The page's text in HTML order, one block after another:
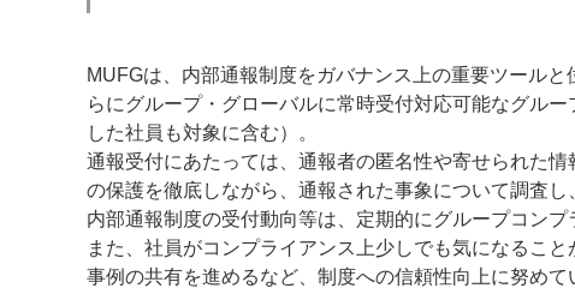
MUFGは、内部通報制度をガバナンス上の重要ツール
らにグループ・グローバルに常時受付対応可能なグル
した社員も対象に含む）。
通報受付にあたっては、通報者の匿名性や寄せられた
の保護を徹底しながら、通報された事象について調査
内部通報制度の受付動向等は、定期的にグループコン
また、社員がコンプライアンス上少しでも気になるこ
事例の共有を進めるなど、制度への信頼性向上に努めて